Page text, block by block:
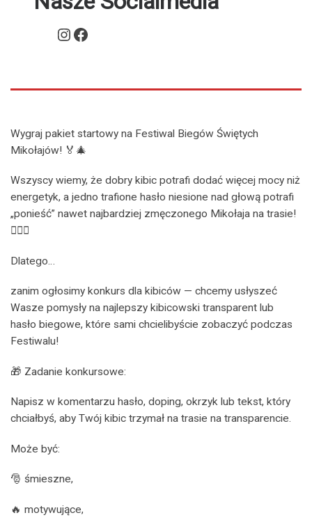
Instagram
Facebook
Wygraj pakiet startowy na Festiwal Biegów Świętych
Mikołajów! 🏅🎄
Wszyscy wiemy, że dobry kibic potrafi dodać więcej mocy niż
energetyk, a jedno trafione hasło niesione nad głową potrafi
„ponieść” nawet najbardziej zmęczonego Mikołaja na trasie!
🏃‍♂️✨
Dlatego…
zanim ogłosimy konkurs dla kibiców — chcemy usłyszeć
Wasze pomysły na najlepszy kibicowski transparent lub
hasło biegowe, które sami chcielibyście zobaczyć podczas
Festiwalu!
🎁 Zadanie konkursowe:
Napisz w komentarzu hasło, doping, okrzyk lub tekst, który
chciałbyś, aby Twój kibic trzymał na trasie na transparencie.
Może być:
🎅 śmieszne,
🔥 motywujące,